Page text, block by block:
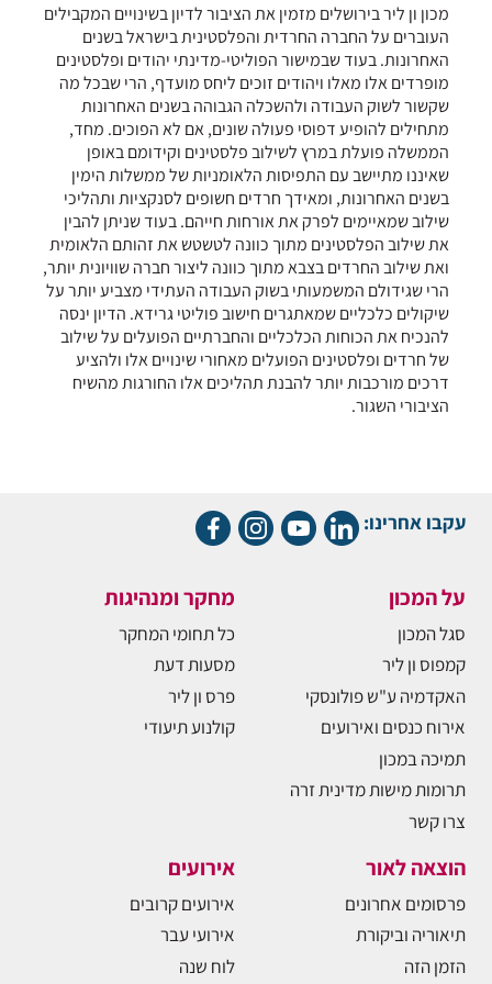
מכון ון ליר בירושלים מזמין את הציבור לדיון בשינויים המקבילים
העוברים על החברה החרדית והפלסטינית בישראל בשנים
האחרונות. בעוד שבמישור הפוליטי-מדינתי יהודים ופלסטינים
מופרדים אלו מאלו ויהודים זוכים ליחס מועדף, הרי שבכל מה
שקשור לשוק העבודה ולהשכלה הגבוהה בשנים האחרונות
מתחילים להופיע דפוסי פעולה שונים, אם לא הפוכים. מחד,
הממשלה פועלת במרץ לשילוב פלסטינים וקידומם באופן
שאיננו מתיישב עם התפיסות הלאומניות של ממשלות הימין
בשנים האחרונות, ומאידך חרדים חשופים לסנקציות ותהליכי
שילוב שמאיימים לפרק את אורחות חייהם. בעוד שניתן להבין
את שילוב הפלסטינים מתוך כוונה לטשטש את זהותם הלאומית
ואת שילוב החרדים בצבא מתוך כוונה ליצור חברה שוויונית יותר,
הרי שגידולם המשמעותי בשוק העבודה העתידי מצביע יותר על
שיקולים כלכליים שמאתגרים חישוב פוליטי גרידא. הדיון ינסה
להנכיח את הכוחות הכלכליים והחברתיים הפועלים על שילוב
של חרדים ופלסטינים הפועלים מאחורי שינויים אלו ולהציע
דרכים מורכבות יותר להבנת תהליכים אלו החורגות מהשיח
הציבורי השגור.
עקבו אחרינו:
על המכון
סגל המכון
קמפוס ון ליר
האקדמיה ע"ש פולונסקי
אירוח כנסים ואירועים
תמיכה במכון
תרומות מישות מדינית זרה
צרו קשר
מחקר ומנהיגות
כל תחומי המחקר
מסעות דעת
פרס ון ליר
קולנוע תיעודי
הוצאה לאור
פרסומים אחרונים
תיאוריה וביקורת
הזמן הזה
אירועים
אירועים קרובים
אירועי עבר
לוח שנה